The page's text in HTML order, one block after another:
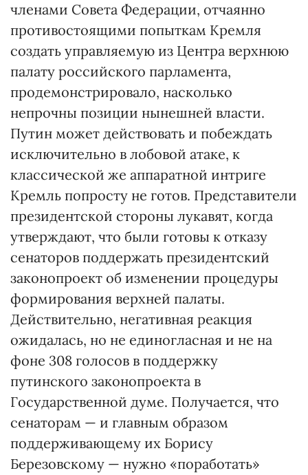
членами Совета Федерации, отчаянно
противостоящими попыткам Кремля
создать управляемую из Центра верхнюю
палату российского парламента,
продемонстрировало, насколько
непрочны позиции нынешней власти.
Путин может действовать и побеждать
исключительно в лобовой атаке, к
классической же аппаратной интриге
Кремль попросту не готов. Представители
президентской стороны лукавят, когда
утверждают, что были готовы к отказу
сенаторов поддержать президентский
законопроект об изменении процедуры
формирования верхней палаты.
Действительно, негативная реакция
ожидалась, но не единогласная и не на
фоне 308 голосов в поддержку
путинского законопроекта в
Государственной думе. Получается, что
сенаторам — и главным образом
поддерживающему их Борису
Березовскому — нужно «поработать»